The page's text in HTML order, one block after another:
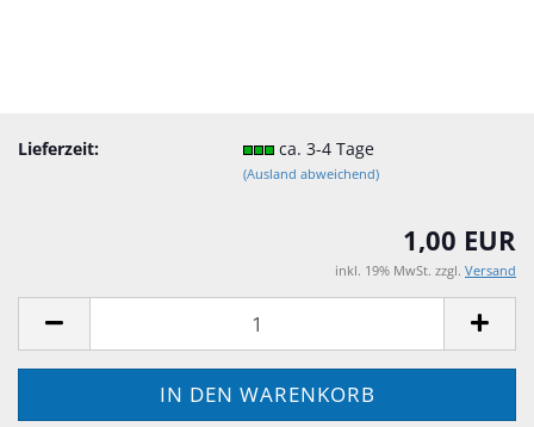
Lieferzeit: ca. 3-4 Tage
(Ausland abweichend)
1,00 EUR
inkl. 19% MwSt. zzgl. Versand